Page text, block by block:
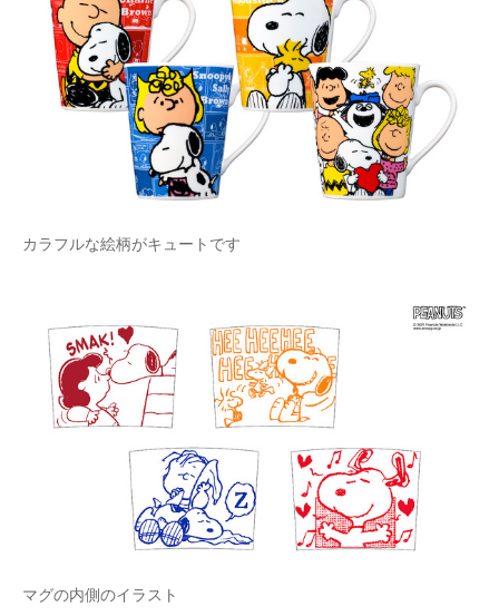
進化するPCとデバイスの未来
好きが集まる 比べて選べる
ビジネスと働き方のヒント
AI活用のいまが分かる
マーケ×ITの今がよく分かる
ITエンジニア向け専門サイト
企業向けIT製品の総合サイト
IT製品の技術・比較・事例
製造業のIT導入・活用を支援
カラフルな絵柄がキュートです
マグの内側のイラスト